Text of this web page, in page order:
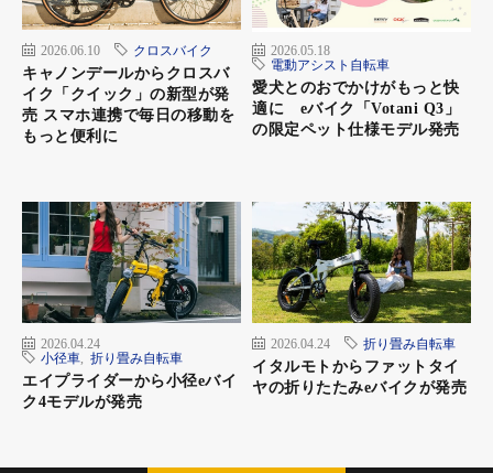
2026.06.10 クロスバイク
キャノンデールからクロスバ
イク「クイック」の新型が発
売 スマホ連携で毎日の移動を
もっと便利に
2026.05.18
電動アシスト自転車
愛犬とのおでかけがもっと快
適に eバイク「Votani Q3」
の限定ペット仕様モデル発売
2026.04.24
小径車
折り畳み自転車
エイプライダーから小径eバイ
ク4モデルが発売
2026.04.24 折り畳み自転車
イタルモトからファットタイ
ヤの折りたたみeバイクが発売